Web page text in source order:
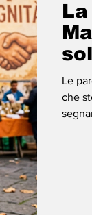
Le
che